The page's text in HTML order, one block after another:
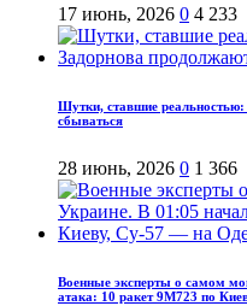
17 июнь, 2026 0 4 233
Шутки, ставшие реальностью:
сбываться
28 июнь, 2026 0 1 366
Военные эксперты о самом
атака: 10 ракет 9М723 по